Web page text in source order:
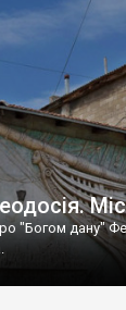
"Богом дану"